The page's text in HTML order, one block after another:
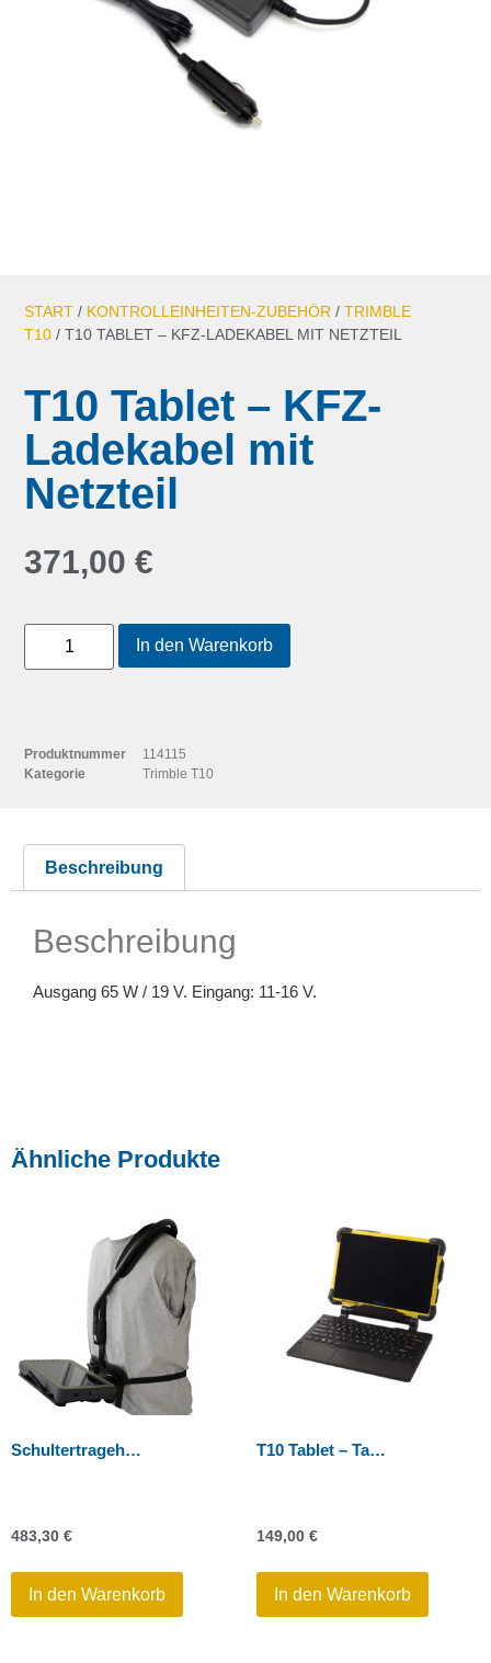
START / KONTROLLEINHEITEN-ZUBEHÖR /TRIMBLE
T10 / T10 TABLET – KFZ-LADEKABEL MIT NETZTEIL
T10 Tablet – KFZ-
Ladekabel mit
Netzteil
371,00€
In den Warenkorb
Produktnummer
114115
Kategorie
Trimble T10
Beschreibung
Beschreibung
Ausgang 65 W / 19 V. Eingang: 11-16 V.
Ähnliche Produkte
Schultertragehalter
483,30 €
In den Warenkorb
T10 Tablet – Tastatur
149,00 €
In den Warenkorb